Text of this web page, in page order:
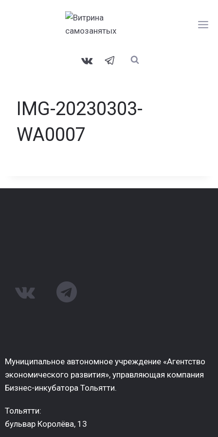
IMG-20230303-
WA0007
Муниципальное автономное учреждение «Агентство
экономического развития», управляющая компания
Бизнес-инкубатора Тольятти.
Тольятти:
бульвар Королёва, 13